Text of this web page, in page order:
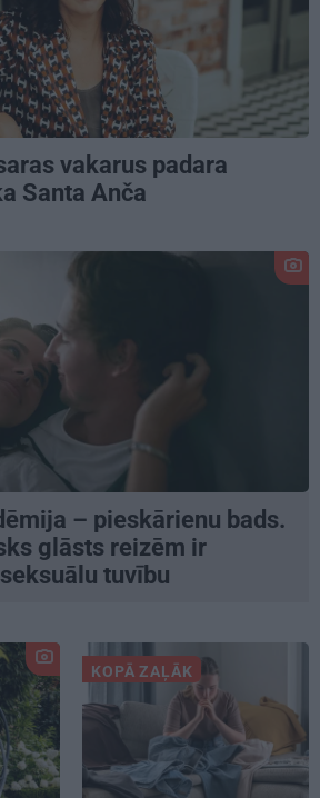
vakarus padara
Santa Anča
– pieskārienu bads.
glāsts reizēm ir
tuvību
KOPĀ ZAĻĀK